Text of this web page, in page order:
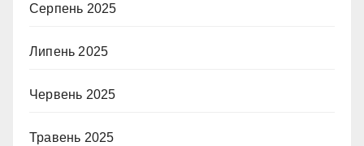
Серпень 2025
Липень 2025
Червень 2025
Травень 2025